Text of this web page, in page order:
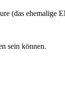
(das ehemalige
sein können.